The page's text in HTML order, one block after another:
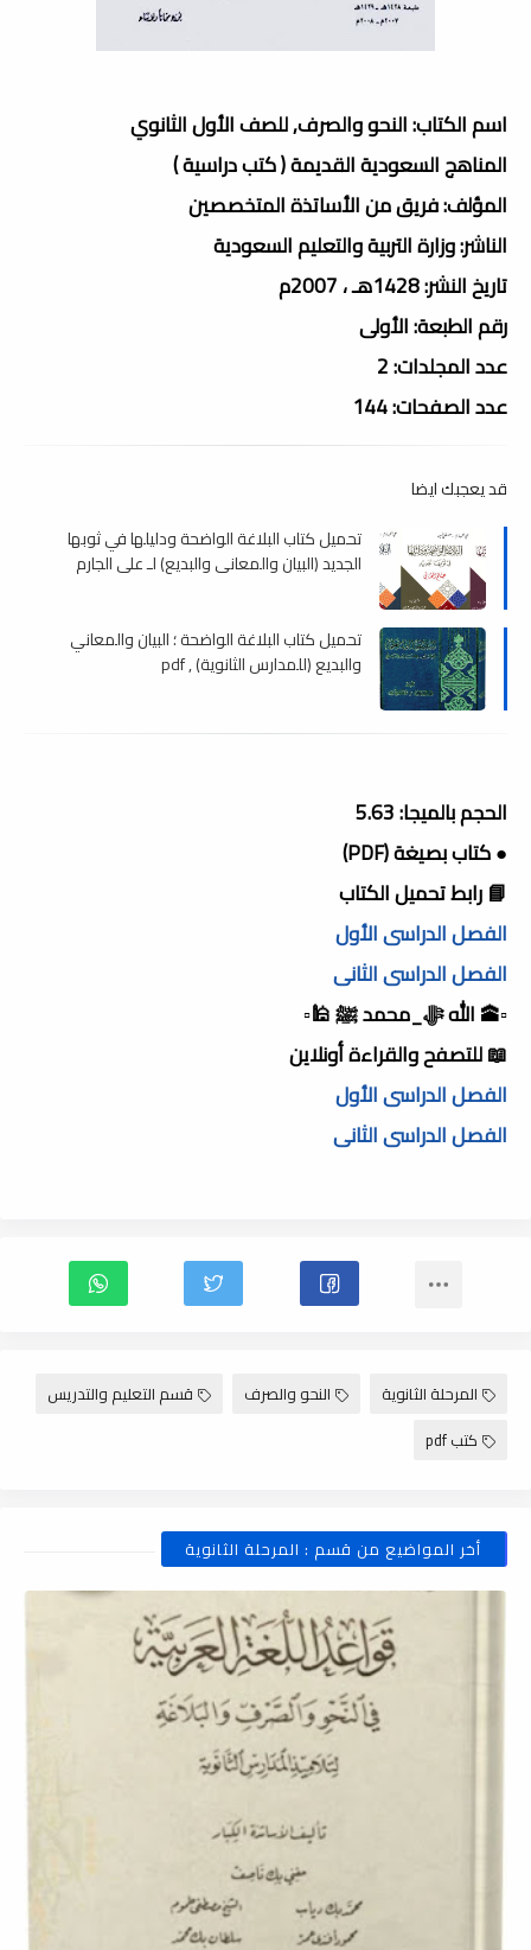
اسم الكتاب: النحو والصرف, للصف الأول الثانوي
المناهج السعودية القديمة ( كتب دراسية )
المؤلف: فريق من الأساتذة المتخصصين
الناشر: وزارة التربية والتعليم السعودية
تاريخ النشر: 1428هـ ، 2007م
رقم الطبعة: الأولى
عدد المجلدات: 2
عدد الصفحات: 144
قد يعجبك ايضا
تحميل كتاب البلاغة الواضحة ودليلها في ثوبها
الجديد (البيان والمعاني والبديع) لـ علي الجارم
تحميل كتاب البلاغة الواضحة ؛ البيان والمعاني
والبديع (للمدارس الثانوية) , pdf
الحجم بالميجا: 5.63
● كتاب بصيغة (PDF)
📘 رابط تحميل الكتاب
الفصل الدراسى الأول
الفصل الدراسى الثانى
▫️🕋 الله ﷻ_محمد ﷺ 🕌▫️
📖 للتصفح والقراءة أونلاين
الفصل الدراسى الأول
الفصل الدراسى الثانى
المرحلة الثانوية النحو والصرف
قسم التعليم والتدريس
كتب pdf
أخر المواضيع من قسم : المرحلة الثانوية